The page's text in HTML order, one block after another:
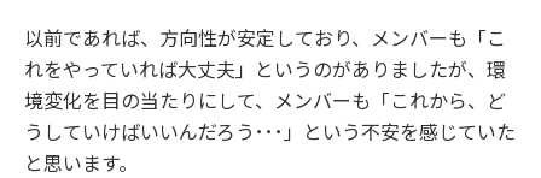
以前であれば、方向性が安定しており、メンバーも「こ
れをやっていれば大丈夫」というのがありましたが、環
境変化を目の当たりにして、メンバーも「これから、ど
うしていけばいいんだろう･･･」という不安を感じていた
と思います。